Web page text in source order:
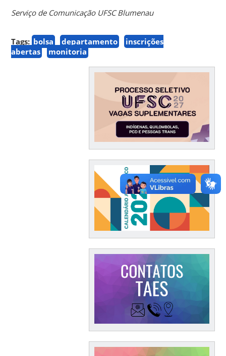
Serviço de Comunicação UFSC Blumenau
Tags: bolsa departamento
inscrições
abertas
monitoria